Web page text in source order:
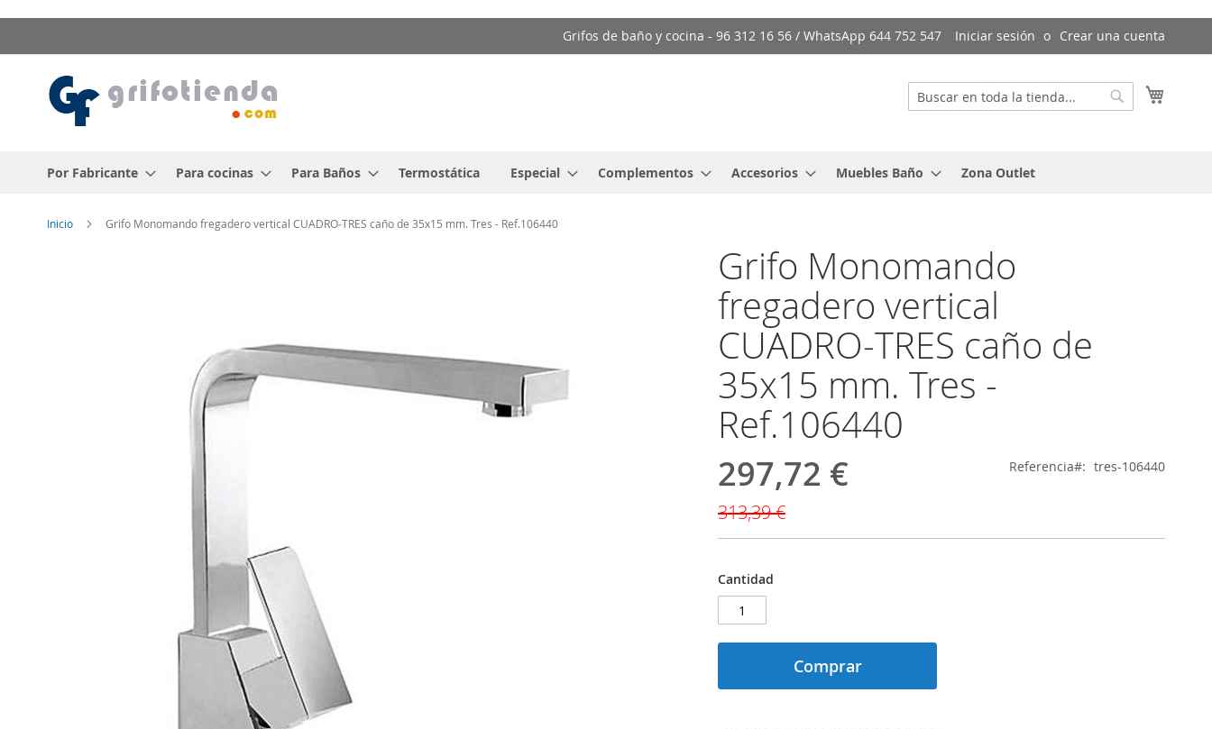
al
Grifos de baño y cocina - 96 312 16 56 / WhatsApp 644 752 547 Iniciar sesión Crear una cuenta
Buscar
Por Fabricante Para cocinas Para Baños Termostática Especial Complementos Accesorios Muebles Baño Zona Outlet
Inicio Grifo Monomando fregadero vertical CUADRO‑TRES caño de 35x15 mm. Tres - Ref.106440
Grifo Monomando
fregadero vertical
CUADRO‑TRES caño de
35x15 mm. Tres -
Ref.106440
Precio
especial
297,72 €
313,39 €
Referencia tres-106440
Cantidad
Comprar